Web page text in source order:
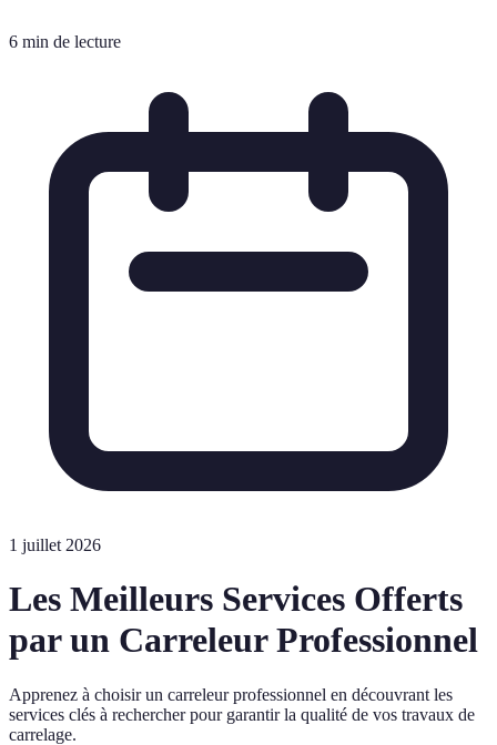
6 min de lecture
1 juillet 2026
Les Meilleurs Services Offerts
par un Carreleur Professionnel
Apprenez à choisir un carreleur professionnel en découvrant les
services clés à rechercher pour garantir la qualité de vos travaux de
carrelage.